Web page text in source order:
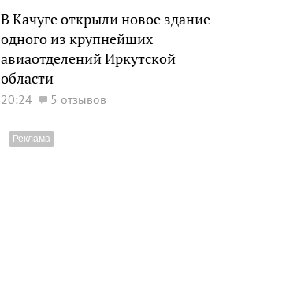
В Качуге открыли новое здание
одного из крупнейших
авиаотделений Иркутской
области
20:24 5 отзывов